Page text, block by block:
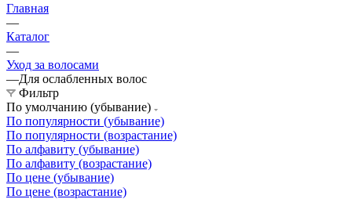
Главная
—
Каталог
—
Уход за волосами
—Для ослабленных волос
Фильтр
По умолчанию (убывание)
По популярности (убывание)
По популярности (возрастание)
По алфавиту (убывание)
По алфавиту (возрастание)
По цене (убывание)
По цене (возрастание)